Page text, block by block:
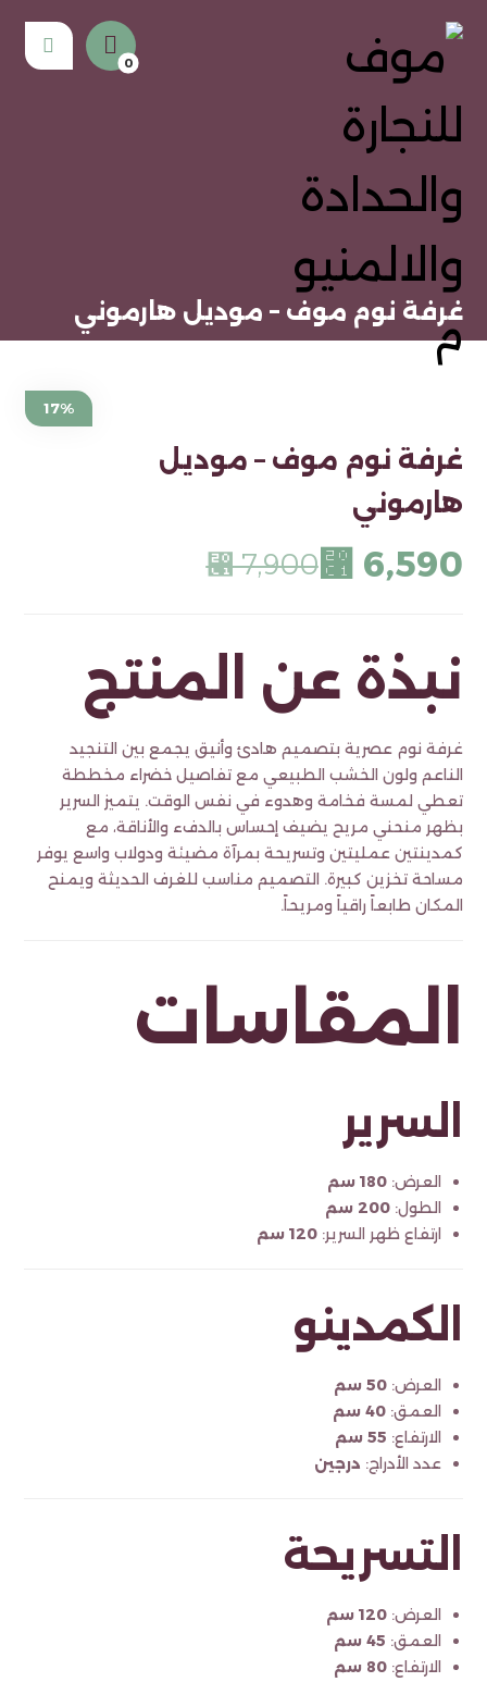
غرفة نوم موف – موديل هارموني
17%
غرفة نوم موف – موديل
هارموني
⃁7,900⃁ 6,590
نبذة عن المنتج
غرفة نوم عصرية بتصميم هادئ وأنيق يجمع بين التنجيد
الناعم ولون الخشب الطبيعي مع تفاصيل خضراء مخططة
تعطي لمسة فخامة وهدوء في نفس الوقت. يتميز السرير
بظهر منحني مريح يضيف إحساس بالدفء والأناقة، مع
كمدينتين عمليتين وتسريحة بمرآة مضيئة ودولاب واسع يوفر
مساحة تخزين كبيرة. التصميم مناسب للغرف الحديثة ويمنح
المكان طابعاً راقياً ومريحاً.
المقاسات
السرير
العرض:180 سم
الطول:200 سم
ارتفاع ظهر السرير:120 سم
الكمدينو
العرض:50 سم
العمق:40 سم
الارتفاع: 55 سم
عدد الأدراج: درجين
التسريحة
العرض:120 سم
العمق: 45 سم
الارتفاع:80 سم